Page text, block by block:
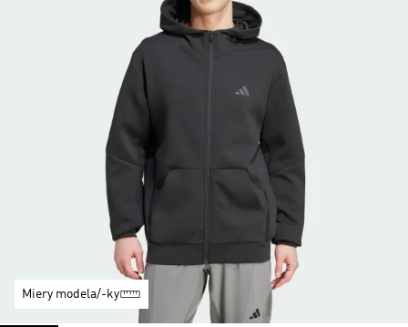
Miery modela/-ky